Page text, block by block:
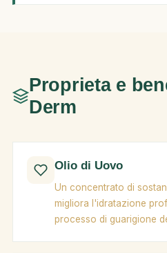
Proprieta e
Derm
Olio di Uovo
Un concentrato di
migliora l'idratazione
processo di guarigione